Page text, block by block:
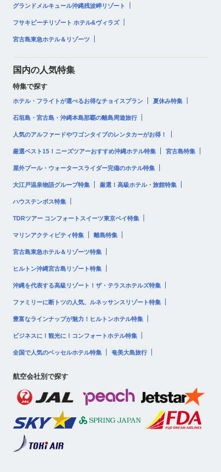
グランドメルキュール沖縄残波岬リゾート
フサキビーチリゾート ホテル&ヴィラズ
宮古島東急ホテル＆リゾーツ
国内の人気特集
特集で探す
ホテル・フライトが選べるお得なチョイスプラン 夏休み特集
石垣島・宮古島・沖縄本島那覇の離島周遊旅行
人気のアルファードやワゴンタイプのレンタカーがお得！
厳選ベスト15！ニーズツアーおすすめ沖縄ホテル特集 宮古島特集
屋外プール・ウォータースライダー完備のホテル特集
大江戸温泉物語グループ特集 厳選！高級ホテル・旅館特集
ハウステンボス特集
TDRツアー コンフォートスイーツ東京ベイ特集
マリンアクティビティ特集 離島特集
宮古島東急ホテル＆リゾーツ特集
ヒルトン沖縄宮古島リゾート特集
沖縄を代表する高級リゾート！ザ・テラスホテルズ特集
ファミリーに断トツの人気、ルネッサンスリゾート特集
豊富なラインナップが魅力！ヒルトンホテル特集
ビジネスに！観光に！コンフォートホテル特集
全国で人気のベッセルホテル特集 奄美大島旅行
航空会社別で探す